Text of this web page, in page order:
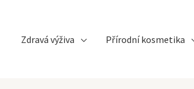
Zdravá výživa Přírodní kosmetika